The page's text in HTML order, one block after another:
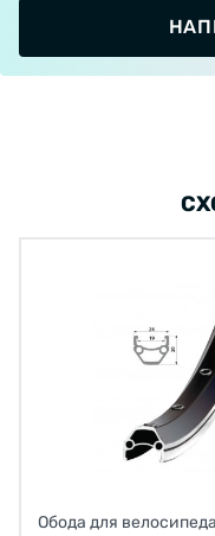
Обода для велосипеда